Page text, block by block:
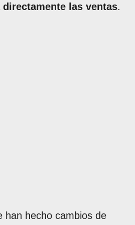
directamente las ventas.
han hecho cambios de